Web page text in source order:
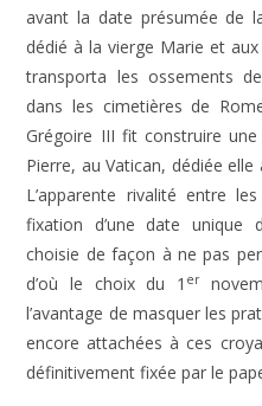
avant la date présumée de
dédié à la vierge Marie et
transporta les ossements
dans les cimetières de
Grégoire III fit construire une
Pierre, au Vatican, dédiée
L’apparente rivalité entre
fixation d’une date unique
choisie de façon à ne pas
d’où le choix du 1 er
l’avantage de masquer les
encore attachées à ces
définitivement fixée par le